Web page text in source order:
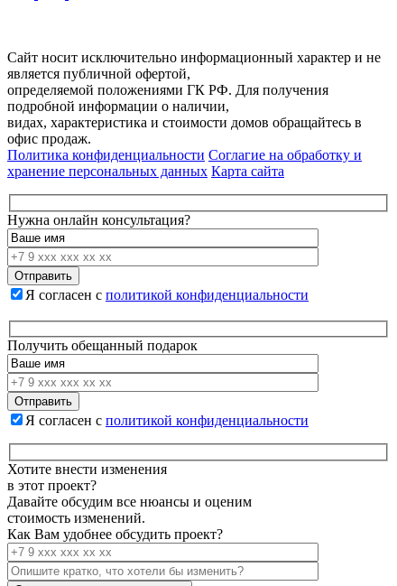
Сайт носит исключительно информационный характер и не
является публичной офертой,
определяемой положениями ГК РФ. Для получения
подробной информации о наличии,
видах, характеристика и стоимости домов обращайтесь в
офис продаж.
Политика конфиденциальности Соглагие на обработку и
хранение персональных данных Карта сайта
Нужна онлайн консультация?
Я согласен с политикой конфиденциальности
Получить обещанный подарок
Я согласен с политикой конфиденциальности
Хотите внести изменения
в этот проект?
Давайте обсудим все нюансы и оценим
стоимость изменений.
Как Вам удобнее обсудить проект?